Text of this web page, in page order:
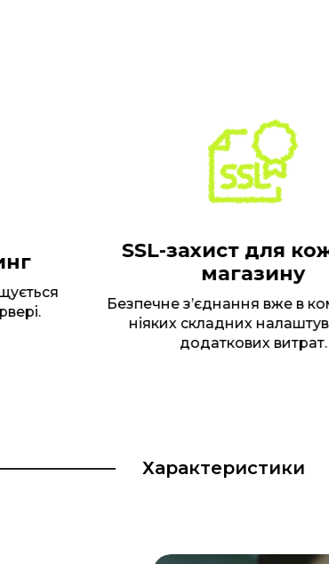
SSL-захист для
магазину
Безпечне з’єднання вже в
ніяких складних
додаткових витрат.
Характеристики